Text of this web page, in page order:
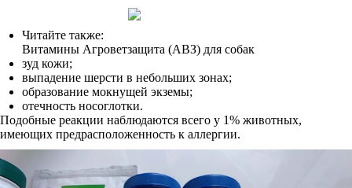
Читайте также:
Витамины Агроветзащита (АВЗ) для собак
зуд кожи;
выпадение шерсти в небольших зонах;
образование мокнущей экземы;
отечность носоглотки.
Подобные реакции наблюдаются всего у 1% животных,
имеющих предрасположенность к аллергии.